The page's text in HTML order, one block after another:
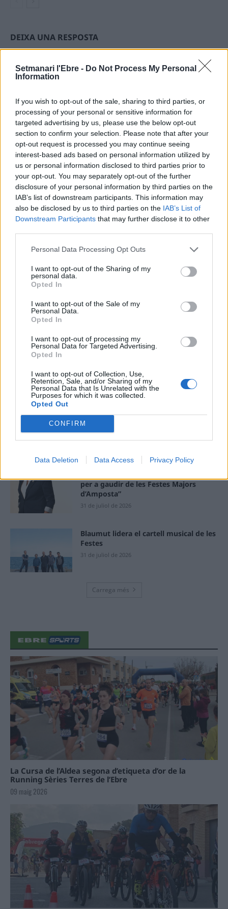
Setmanari l'Ebre - Do Not Process My Personal
Information
If you wish to opt-out of the sale, sharing to third parties, or
processing of your personal or sensitive information for
targeted advertising by us, please use the below opt-out
section to confirm your selection. Please note that after your
opt-out request is processed you may continue seeing
interest-based ads based on personal information utilized by
us or personal information disclosed to third parties prior to
your opt-out. You may separately opt-out of the further
disclosure of your personal information by third parties on the
IAB’s list of downstream participants. This information may
also be disclosed by us to third parties on the IAB’s List of
Downstream Participants that may further disclose it to other
Personal Data Processing Opt Outs
I want to opt-out of the Sharing of my
personal data.
Opted In
I want to opt-out of the Sale of my
Personal Data.
Opted In
I want to opt-out of processing my
Personal Data for Targeted Advertising.
Opted In
I want to opt-out of Collection, Use,
Retention, Sale, and/or Sharing of my
Personal Data that Is Unrelated with the
Purposes for which it was collected.
Opted Out
CONFIRM
Data Deletion Data Access Privacy Policy
DEIXA UNA RESPOSTA
Deseu el meu nom, el correu electrònic i el lloc web en
aquest navegador per a la propera vegada que comenti.
Amposta recupera les Cases del Castell
vincula patrimoni, turisme i
gastronomia
6 d'agost de 2026
Els vestits de paper guanyen força
enguany amb més modistes i gairebé
40 peces a concurs
per a gaudir de les Festes Majors
d’Amposta”
31 de juliol de 2026
Blaumut lidera el cartell musical de les
Festes
31 de juliol de 2026
Carrega més
La Cursa de l’Aldea segona d’etiqueta d’or de la
Running Sèries Terres de l’Ebre
09 maig 2026